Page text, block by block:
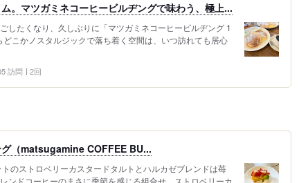
。マツガミネコーヒービルヂングで味わう、極上...
したくなり、久しぶりに「マツガミネコーヒービルヂング 1
こかノスタルジックで落ち着く空間は、いつ訪れても居心
訪問 2回
（matsugamine COFFEE BU...
ストロベリーカスタードタルトとハルカゼブレンドは苺
ンドコーヒーのまさに季節を感じる組合せ。ストロベリーカ